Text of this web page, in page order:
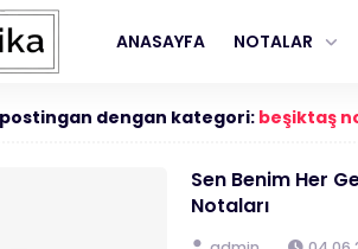
ANASAYFA NOTALAR
dengan kategori:beşiktaş
Sen Benim Her
Notaları